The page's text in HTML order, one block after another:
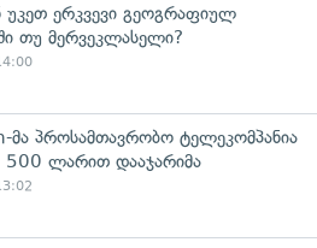
უკეთ ერკვევი გეოგრაფიულ
თუ მერვეკლასელი?
მა პროსამთავრობო ტელეკომპანია
500 ლარით დააჯარიმა